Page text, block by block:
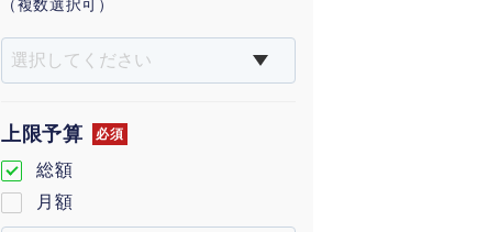
（複数選択可）
選択してください
上限予算 必須
総額
月額